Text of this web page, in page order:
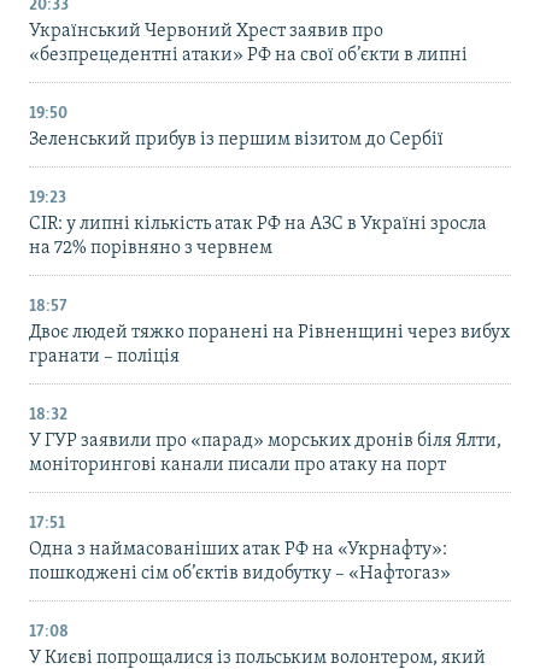
20:33
Український Червоний Хрест заявив про
«безпрецедентні атаки» РФ на свої об’єкти в липні
19:50
Зеленський прибув із першим візитом до Сербії
19:23
CIR: у липні кількість атак РФ на АЗС в Україні зросла
на 72% порівняно з червнем
18:57
Двоє людей тяжко поранені на Рівненщині через вибух
гранати – поліція
18:32
У ГУР заявили про «парад» морських дронів біля Ялти,
моніторингові канали писали про атаку на порт
17:51
Одна з наймасованіших атак РФ на «Укрнафту»:
пошкоджені сім об’єктів видобутку – «Нафтогаз»
17:08
У Києві попрощалися із польським волонтером, який